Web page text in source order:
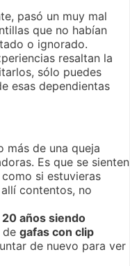
pasó un muy mal
que no habían
o ignorado.
resaltan la
sólo puedes
esas dependientas
más de una queja
Es que se sienten
si estuvieras
contentos, no
20 años siendo
de gafas con clip
de nuevo para ver